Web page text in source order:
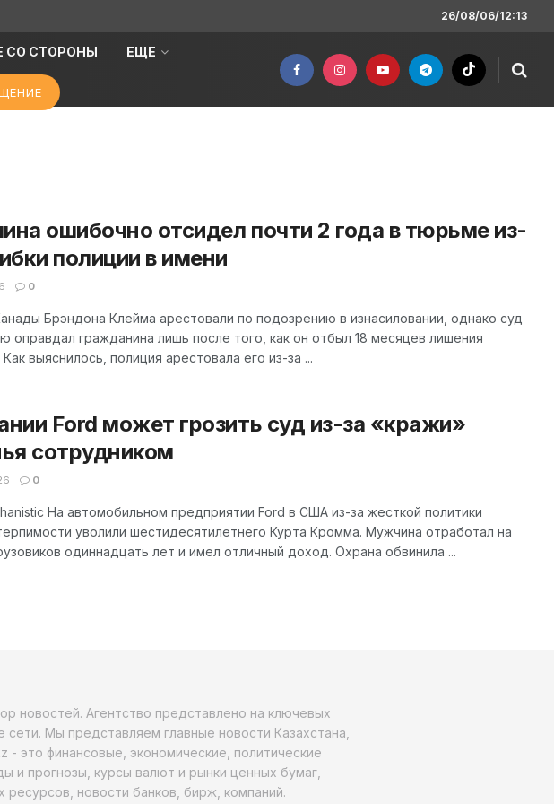
26/08/06/12:13
СО СТОРОНЫ ЕЩЕ
ошибочно отсидел почти 2 года в тюрьме из-
полиции в имени
0
Брэндона Клейма арестовали по подозрению в изнасиловании, однако суд
оправдал гражданина лишь после того, как он отбыл 18 месяцев лишения
выяснилось, полиция арестовала его из-за ...
Ford может грозить суд из-за «кражи»
сотрудником
0
На автомобильном предприятии Ford в США из-за жесткой политики
уволили шестидесятилетнего Курта Кромма. Мужчина отработал на
одиннадцать лет и имел отличный доход. Охрана обвинила ...
новостей. Агентство представлено на ключевых
Мы представляем главные новости Казахстана,
это финансовые, экономические, политические
и прогнозы, курсы валют и рынки ценных бумаг,
новости банков, бирж, компаний.